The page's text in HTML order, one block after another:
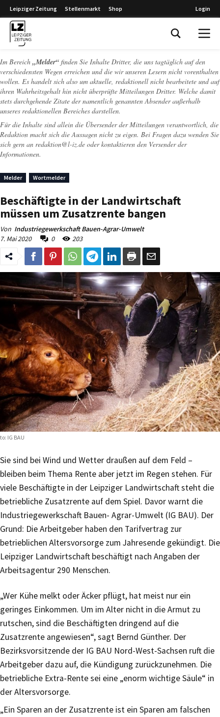
Leipziger Zeitung Stellenmarkt Shop Login
Im Bereich „Melder“ finden Sie Inhalte Dritter, die uns tagtäglich auf den
verschiedensten Wegen erreichen und die wir unseren Lesern nicht vorenthalten
wollen. Es handelt sich also um aktuelle, redaktionell nicht bearbeitete und auf
ihren Wahrheitsgehalt hin nicht überprüfte Mitteilungen Dritter. Welche damit
stets durchgehende Zitate der namentlich genannten Absender außerhalb
unseres redaktionellen Bereiches darstellen.
Für die Inhalte sind allein die Übersender der Mitteilungen verantwortlich, die
Redaktion macht sich die Aussagen nicht zu eigen. Bei Fragen dazu wenden Sie
sich gern an redaktion@l-iz.de oder kontaktieren den Versender der
Informationen.
Melder Wortmelder
Beschäftigte in der Landwirtschaft
müssen um Zusatzrente bangen
Von Industriegewerkschaft Bauen-Agrar-Umwelt
7. Mai 2020
0 203
IG BAU
Sie sind bei Wind und Wetter draußen auf dem Feld –
bleiben beim Thema Rente aber jetzt im Regen stehen. Für
viele Beschäftigte in der Leipziger Landwirtschaft steht die
betriebliche Zusatzrente auf dem Spiel. Davor warnt die
Industriegewerkschaft Bauen- Agrar-Umwelt (IG BAU). Der
Grund: Die Arbeitgeber haben den Tarifvertrag zur
betrieblichen Altersvorsorge zum Jahresende gekündigt. Die
Leipziger Landwirtschaft beschäftigt nach Angaben der
Arbeitsagentur 290 Menschen.
„Wer Kühe melkt oder Äcker pflügt, hat meist nur ein
geringes Einkommen. Um im Alter nicht in die Armut zu
rutschen, sind die Beschäftigten dringend auf die
Zusatzrente angewiesen“, sagt Bernd Günther. Der
Bezirksvorsitzende der IG BAU Nord-West-Sachsen ruft die
Arbeitgeber dazu auf, die Kündigung zurückzunehmen. Die
betriebliche Extra-Rente sei eine „enorm wichtige Säule“ in
der Altersvorsorge.
„Ein Sparen an der Zusatzrente ist ein Sparen am falschen